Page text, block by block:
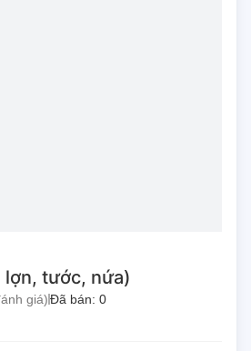
tước, nứa)
giá)Đã bán: 0